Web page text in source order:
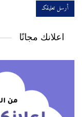
اعلانك مجانًا